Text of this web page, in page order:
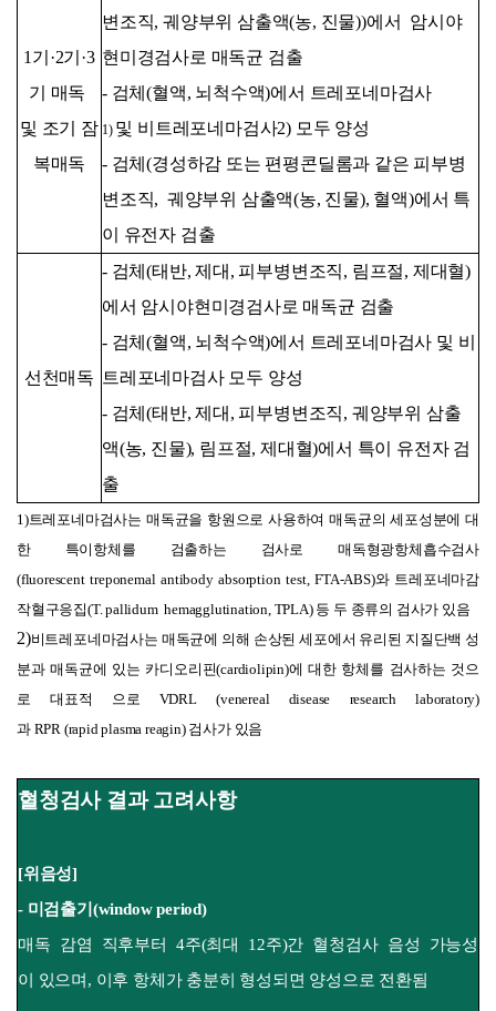
1기·2기·3
기 매독
및 조기 잠
복매독
변조직, 궤양부위 삼출액(농, 진물))에서 암시야
현미경검사로 매독균 검출
- 검체(혈액, 뇌척수액)에서 트레포네마검사
1) 및 비트레포네마검사2) 모두 양성
- 검체(경성하감 또는 편평콘딜롬과 같은 피부병
변조직, 궤양부위 삼출액(농, 진물), 혈액)에서 특
이 유전자 검출
선천매독
- 검체(태반, 제대, 피부병변조직, 림프절, 제대혈)
에서 암시야현미경검사로 매독균 검출
- 검체(혈액, 뇌척수액)에서 트레포네마검사 및 비
트레포네마검사 모두 양성
- 검체(태반, 제대, 피부병변조직, 궤양부위 삼출
액(농, 진물), 림프절, 제대혈)에서 특이 유전자 검
출
1)트레포네마검사는 매독균을 항원으로 사용하여 매독균의 세포성분에 대
한 특이항체를 검출하는 검사로 매독형광항체흡수검사
(fluorescent treponemal antibody absorption test, FTA-ABS)와 트레포네마감
작혈구응집(T. pallidum hemagglutination, TPLA) 등 두 종류의 검사가 있음
2)비트레포네마검사는 매독균에 의해 손상된 세포에서 유리된 지질단백 성
분과 매독균에 있는 카디오리핀(cardiolipin)에 대한 항체를 검사하는 것으
로 대표적 으로 VDRL (venereal disease research laboratory)
과 RPR (rapid plasma reagin) 검사가 있음
혈청검사 결과 고려사항
[위음성]
- 미검출기(window period)
매독 감염 직후부터 4주(최대 12주)간 혈청검사 음성 가능성
이 있으며, 이후 항체가 충분히 형성되면 양성으로 전환됨